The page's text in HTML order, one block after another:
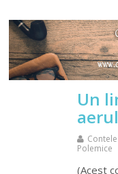
Un
Polemice
(Acest